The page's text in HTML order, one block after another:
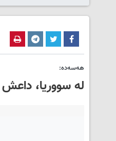
هەسەدە:
لە سووریا،